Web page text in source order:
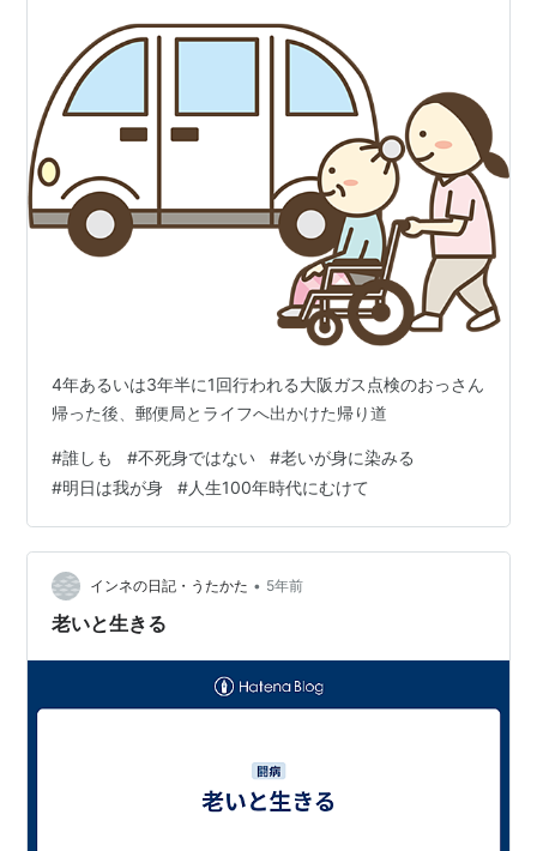
4年あるいは3年半に1回行われる大阪ガス点検のおっさん
帰った後、郵便局とライフへ出かけた帰り道
#誰しも #不死身ではない #老いが身に染みる
#明日は我が身 #人生100年時代にむけて
インネの日記・うたかた • 5年前
老いと生きる